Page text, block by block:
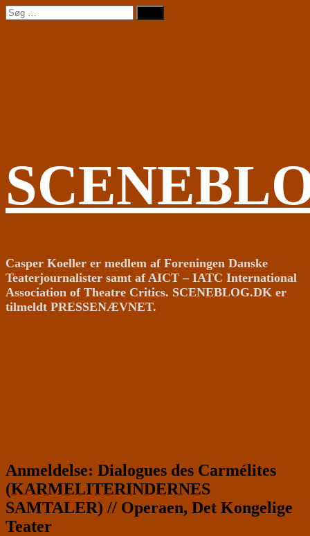
Videre
til
Søg
efter:
Casper Koeller er medlem af Foreningen Danske
Teaterjournalister samt af AICT – IATC International
Association of Theatre Critics. SCENEBLOG.DK er
tilmeldt PRESSENÆVNET.
Anmeldelse: Dialogues des Carmélites
(KARMELITERINDERNES
SAMTALER) // Operaen, Det Kongelige
Teater